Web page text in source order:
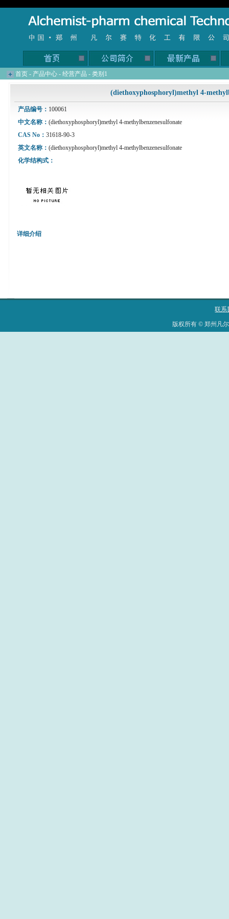
首页 - 产品中心 - 经营产品 - 类别1
(diethoxyphosphoryl)methyl 4-
产品编号： 100061
中文名称： (diethoxyphosphoryl)methyl 4-methylbenzenesulfonate
CAS No： 31618-90-3
英文名称： (diethoxyphosphoryl)methyl 4-methylbenzenesulfonate
化学结构式：
详细介绍
联系
版权所有 © 郑州凡